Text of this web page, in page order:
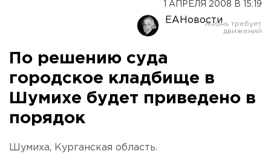
Оренбург
1 АПРЕЛЯ 2008 В 15:19
ЕАНовости
По решению суда
городское кладбище в
Шумихе будет приведено в
порядок
Шумиха, Курганская область.